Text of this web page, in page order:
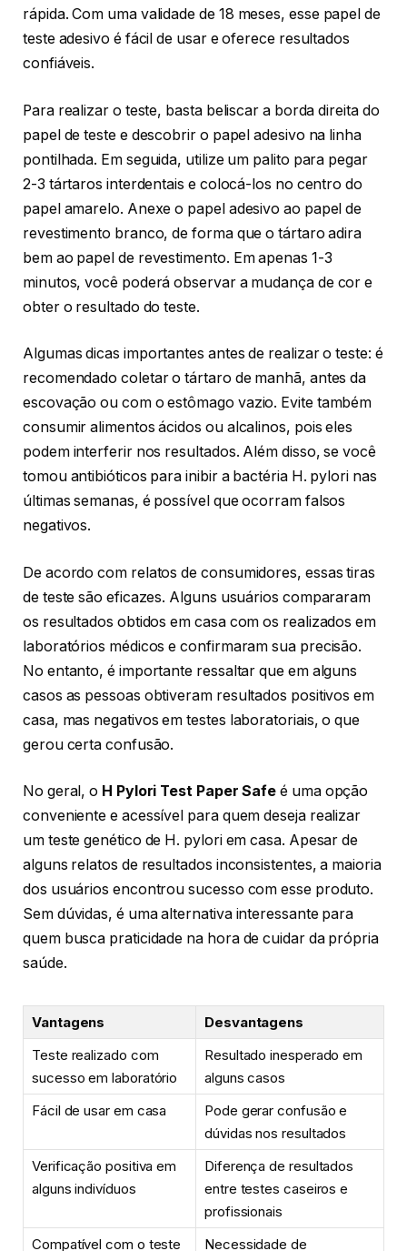
rápida. Com uma validade de 18 meses, esse papel de
teste adesivo é fácil de usar e oferece resultados
confiáveis.
Para realizar o teste, basta beliscar a borda direita do
papel de teste e descobrir o papel adesivo na linha
pontilhada. Em seguida, utilize um palito para pegar
2-3 tártaros interdentais e colocá-los no centro do
papel amarelo. Anexe o papel adesivo ao papel de
revestimento branco, de forma que o tártaro adira
bem ao papel de revestimento. Em apenas 1-3
minutos, você poderá observar a mudança de cor e
obter o resultado do teste.
Algumas dicas importantes antes de realizar o teste: é
recomendado coletar o tártaro de manhã, antes da
escovação ou com o estômago vazio. Evite também
consumir alimentos ácidos ou alcalinos, pois eles
podem interferir nos resultados. Além disso, se você
tomou antibióticos para inibir a bactéria H. pylori nas
últimas semanas, é possível que ocorram falsos
negativos.
De acordo com relatos de consumidores, essas tiras
de teste são eficazes. Alguns usuários compararam
os resultados obtidos em casa com os realizados em
laboratórios médicos e confirmaram sua precisão.
No entanto, é importante ressaltar que em alguns
casos as pessoas obtiveram resultados positivos em
casa, mas negativos em testes laboratoriais, o que
gerou certa confusão.
No geral, o H Pylori Test Paper Safe é uma opção
conveniente e acessível para quem deseja realizar
um teste genético de H. pylori em casa. Apesar de
alguns relatos de resultados inconsistentes, a maioria
dos usuários encontrou sucesso com esse produto.
Sem dúvidas, é uma alternativa interessante para
quem busca praticidade na hora de cuidar da própria
saúde.
Vantagens
Desvantagens
Teste realizado com
sucesso em laboratório
Resultado inesperado em
alguns casos
Fácil de usar em casa
Pode gerar confusão e
dúvidas nos resultados
Verificação positiva em
alguns indivíduos
Diferença de resultados
entre testes caseiros e
profissionais
Compatível com o teste
Necessidade de